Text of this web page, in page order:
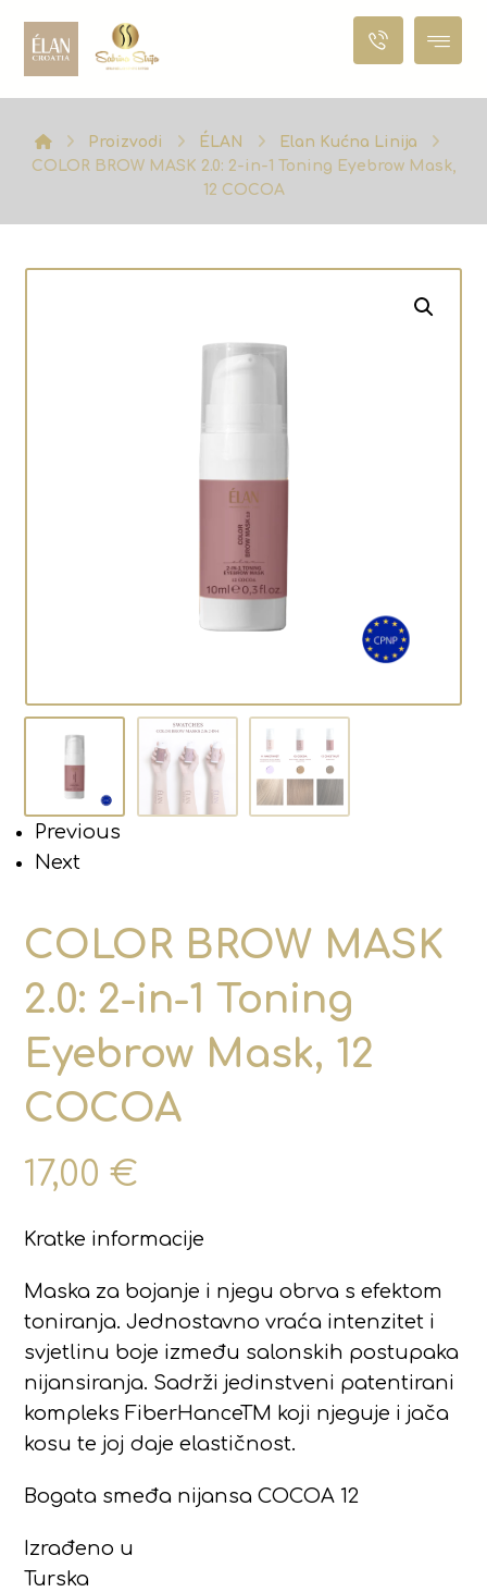
Proizvodi ÉLAN
Elan Kućna Linija
COLOR BROW MASK 2.0: 2-in-1 Toning Eyebrow Mask,
12 COCOA
Previous
Next
COLOR BROW MASK
2.0: 2-in-1 Toning
Eyebrow Mask, 12
COCOA
17,00€
Kratke informacije
Maska za bojanje i njegu obrva s efektom
toniranja. Jednostavno vraća intenzitet i
svjetlinu boje između salonskih postupaka
nijansiranja. Sadrži jedinstveni patentirani
kompleks FiberHanceTM koji njeguje i jača
kosu te joj daje elastičnost.
Bogata smeđa nijansa COCOA 12
Izrađeno u
Turska